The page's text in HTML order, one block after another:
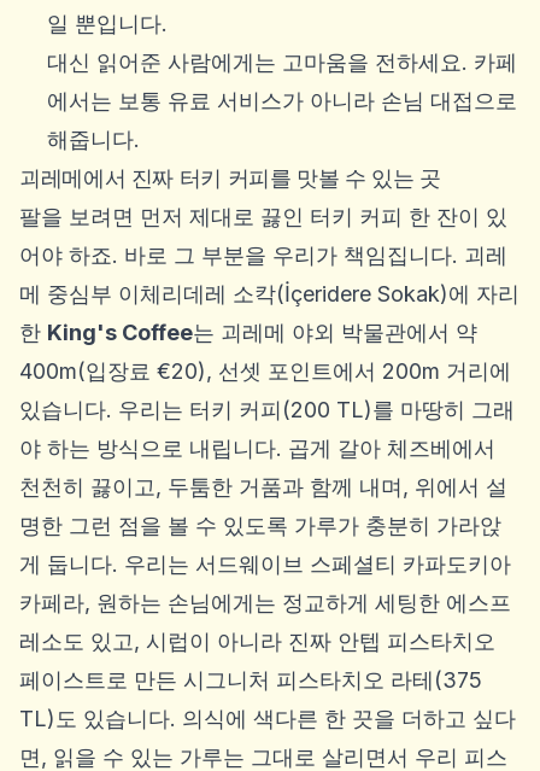
일 뿐입니다.
대신 읽어준 사람에게는 고마움을 전하세요. 카페
에서는 보통 유료 서비스가 아니라 손님 대접으로
해줍니다.
괴레메에서 진짜 터키 커피를 맛볼 수 있는 곳
팔을 보려면 먼저 제대로 끓인 터키 커피 한 잔이 있
어야 하죠. 바로 그 부분을 우리가 책임집니다. 괴레
메 중심부 이체리데레 소칵(İçeridere Sokak)에 자리
한 King's Coffee는 괴레메 야외 박물관에서 약
400m(입장료 €20), 선셋 포인트에서 200m 거리에
있습니다. 우리는 터키 커피(200 TL)를 마땅히 그래
야 하는 방식으로 내립니다. 곱게 갈아 체즈베에서
천천히 끓이고, 두툼한 거품과 함께 내며, 위에서 설
명한 그런 점을 볼 수 있도록 가루가 충분히 가라앉
게 둡니다. 우리는 서드웨이브 스페셜티 카파도키아
카페라, 원하는 손님에게는 정교하게 세팅한 에스프
레소도 있고, 시럽이 아니라 진짜 안텝 피스타치오
페이스트로 만든 시그니처 피스타치오 라테(375
TL)도 있습니다. 의식에 색다른 한 끗을 더하고 싶다
면, 읽을 수 있는 가루는 그대로 살리면서 우리 피스